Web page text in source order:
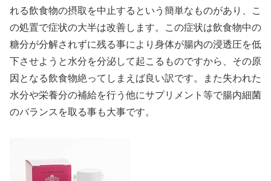
れる飲食物の摂取を中止するという簡単なものがあり、こ
の処置で症状の大半は改善します。この症状は飲食物中の
糖分が分解されずに残る事により身体が腸内の浸透圧を低
下させようと水分を分泌して起こるものですから、その原
因となる飲食物絶ってしまえば良い訳です。また失われた
水分や栄養分の補給を行う他にサプリメント等で腸内細菌
のバランスを取る事も大事です。